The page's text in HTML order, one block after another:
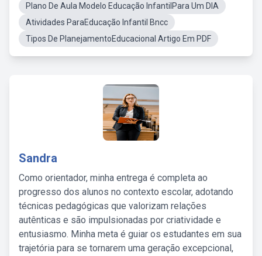
Plano De Aula Modelo Educação InfantilPara Um DIA
Atividades ParaEducação Infantil Bncc
Tipos De PlanejamentoEducacional Artigo Em PDF
Sandra
Como orientador, minha entrega é completa ao
progresso dos alunos no contexto escolar, adotando
técnicas pedagógicas que valorizam relações
autênticas e são impulsionadas por criatividade e
entusiasmo. Minha meta é guiar os estudantes em sua
trajetória para se tornarem uma geração excepcional,